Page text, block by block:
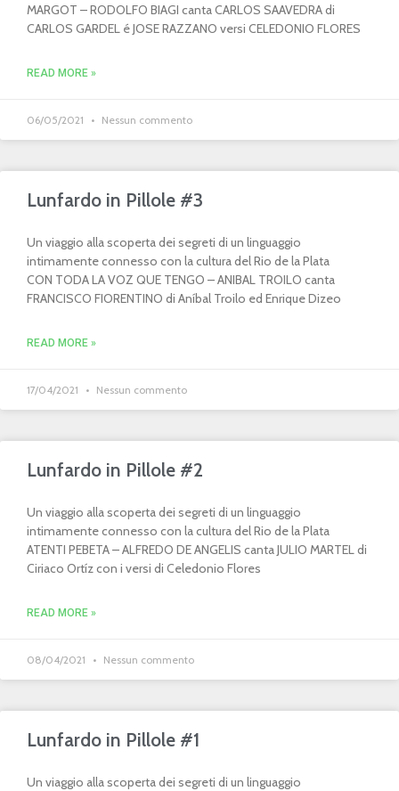
MARGOT – RODOLFO BIAGI canta CARLOS SAAVEDRA di
CARLOS GARDEL é JOSE RAZZANO versi CELEDONIO FLORES
READ MORE »
06/05/2021 Nessun commento
Lunfardo in Pillole #3
Un viaggio alla scoperta dei segreti di un linguaggio
intimamente connesso con la cultura del Rio de la Plata
CON TODA LA VOZ QUE TENGO – ANIBAL TROILO canta
FRANCISCO FIORENTINO di Aníbal Troilo ed Enrique Dizeo
READ MORE »
17/04/2021 Nessun commento
Lunfardo in Pillole #2
Un viaggio alla scoperta dei segreti di un linguaggio
intimamente connesso con la cultura del Rio de la Plata
ATENTI PEBETA – ALFREDO DE ANGELIS canta JULIO MARTEL di
Ciriaco Ortíz con i versi di Celedonio Flores
READ MORE »
08/04/2021 Nessun commento
Lunfardo in Pillole #1
Un viaggio alla scoperta dei segreti di un linguaggio